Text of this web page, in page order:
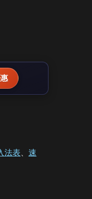
法表、 速